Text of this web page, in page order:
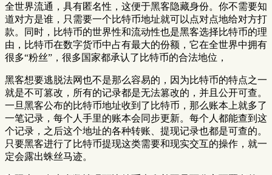
全世界流通，具有匿名性，这便于黑客隐藏身份。你不需要知
道对方是谁，只需要一个比特币地址就可以点对点地给对方打
款。同时，比特币的世界性和流动性也是黑客选择比特币的理
由，比特币在数字货币中占有最大的份额，它在全世界中拥有
很多“粉丝”，很多国家都承认了比特币的合法地位，
黑客想要逃脱法网也不是那么容易的，因为比特币的特点之一
就是不可篡改，所有的记录都是无法篡改的，并且公开可查。
一旦黑客公布的比特币地址收到了比特币，那么账本上就多了
一笔记录，每个人手里的账本会同步更新。每个人都能查到这
个记录，之后这个地址的各种转账、提现记录也都是可查的。
只要黑客进行了比特币提现这类需要和现实交互的操作，就一
定会露出蛛丝马迹。